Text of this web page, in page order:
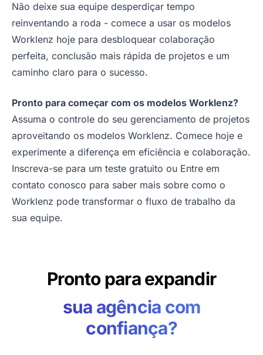
Não deixe sua equipe desperdiçar tempo
reinventando a roda - comece a usar os modelos
Worklenz hoje para desbloquear colaboração
perfeita, conclusão mais rápida de projetos e um
caminho claro para o sucesso.
Pronto para começar com os modelos Worklenz?
Assuma o controle do seu gerenciamento de projetos
aproveitando os modelos Worklenz. Comece hoje e
experimente a diferença em eficiência e colaboração.
Inscreva-se para um teste gratuito ou Entre em
contato conosco para saber mais sobre como o
Worklenz pode transformar o fluxo de trabalho da
sua equipe.
Pronto para expandir
sua agência com
confiança?